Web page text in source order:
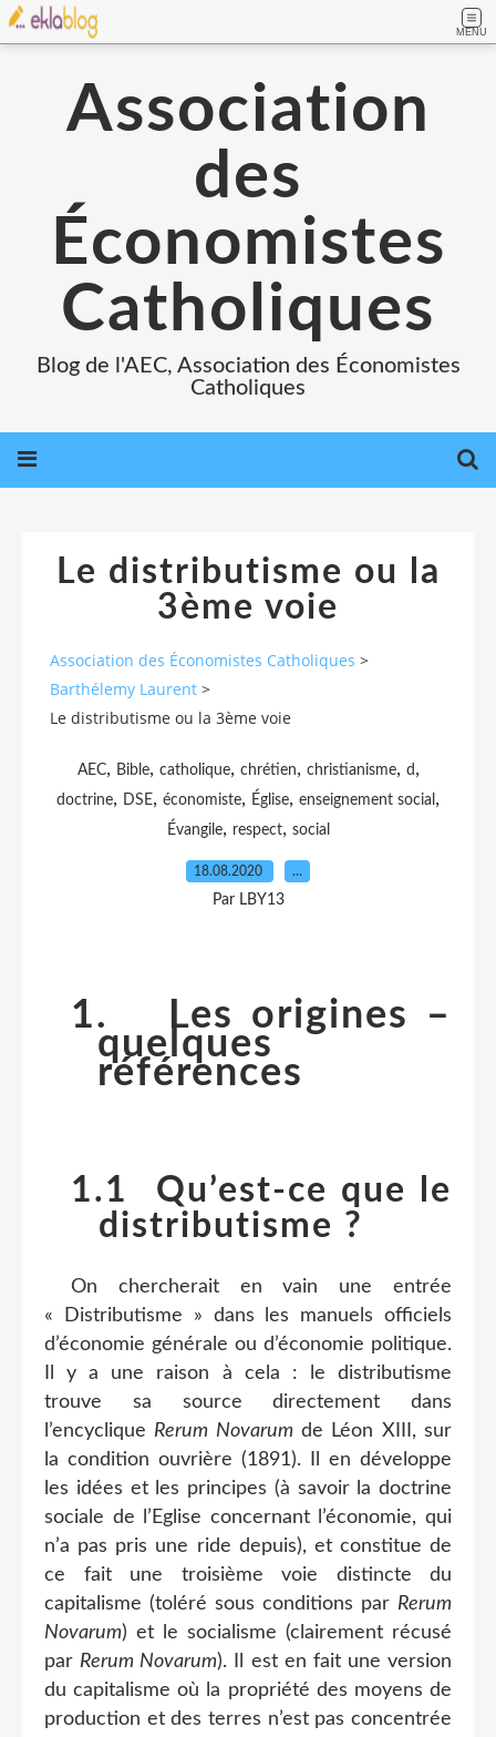
MENU
Association
des
Économistes
Catholiques
Blog de l'AEC, Association des Économistes
Catholiques
Le distributisme ou la
3ème voie
Association des Économistes Catholiques >
Barthélemy Laurent >
Le distributisme ou la 3ème voie
AEC, Bible, catholique, chrétien, christianisme, d ,
doctrine, DSE, économiste, Église, enseignement social ,
Évangile, respect, social
18.08.2020 …
Par LBY13
1. Les origines –
quelques
références
1.1
Qu’est-ce que le
distributisme ?
On chercherait en vain une entrée
« Distributisme » dans les manuels officiels
d’économie générale ou d’économie politique.
Il y a une raison à cela : le distributisme
trouve sa source directement dans
l’encyclique Rerum Novarum de Léon XIII, sur
la condition ouvrière (1891). Il en développe
les idées et les principes (à savoir la doctrine
sociale de l’Eglise concernant l’économie, qui
n’a pas pris une ride depuis), et constitue de
ce fait une troisième voie distincte du
capitalisme (toléré sous conditions par Rerum
Novarum) et le socialisme (clairement récusé
par Rerum Novarum). Il est en fait une version
du capitalisme où la propriété des moyens de
production et des terres n’est pas concentrée